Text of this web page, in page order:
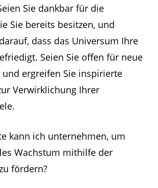
Sie dankbar für die
Sie bereits besitzen, und
dass das Universum Ihre
Seien Sie offen für neue
ergreifen Sie inspirierte
Verwirklichung Ihrer
kann ich unternehmen, um
Wachstum mithilfe der
fördern?